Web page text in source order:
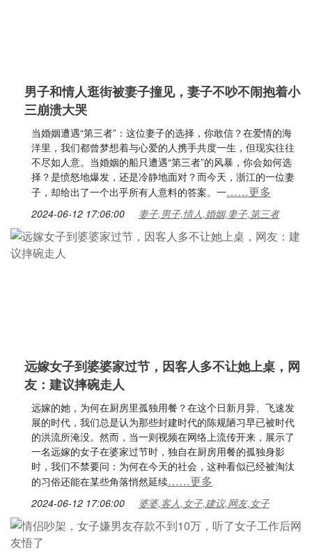
男子和情人逛街被妻子撞见，妻子不吵不闹抱着小
三崩溃大哭
当婚姻遭遇“第三者”：这位妻子的选择，你敢信？在爱情的海
洋里，我们都曾梦想着与心爱的人携手共度一生，但现实往往
不尽如人意。当婚姻的船只遭遇“第三者”的风暴，你会如何选
择？是愤怒地爆发，还是冷静地面对？而今天，浙江的一位妻
子，却给出了一个出乎所有人意料的答案。一……更多
2024-06-12 17:06:00 妻子,男子,情人,婚姻,妻子,第三者
远嫁女子到婆婆家过节，因客人多不让她上桌，网
友：建议摔碗走人
远嫁的她，为何在厨房里孤独用餐？在这个日新月异、飞速发
展的时代，我们总是认为那些封建时代的陈规陋习早已被时代
的洪流所淹没。然而，当一则视频在网络上流传开来，展示了
一名远嫁的女子在婆家过节时，独自在厨房用餐的孤独身影
时，我们不禁要问：为何在今天的社会，这种看似已经被淘汰
的习俗还能在某些角落悄然延续……更多
2024-06-12 17:06:00 婆婆,客人,女子,建议,网友,女子